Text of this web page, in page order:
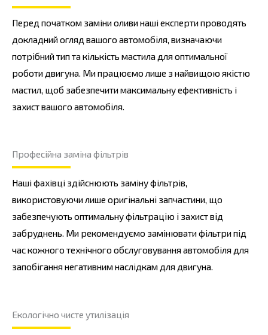
Перед початком заміни оливи наші експерти проводять
докладний огляд вашого автомобіля, визначаючи
потрібний тип та кількість мастила для оптимальної
роботи двигуна. Ми працюємо лише з найвищою якістю
мастил, щоб забезпечити максимальну ефективність і
захист вашого автомобіля.
Професійна заміна фільтрів
Наші фахівці здійснюють заміну фільтрів,
використовуючи лише оригінальні запчастини, що
забезпечують оптимальну фільтрацію і захист від
забруднень. Ми рекомендуємо замінювати фільтри під
час кожного технічного обслуговування автомобіля для
запобігання негативним наслідкам для двигуна.
Екологічно чисте утилізація